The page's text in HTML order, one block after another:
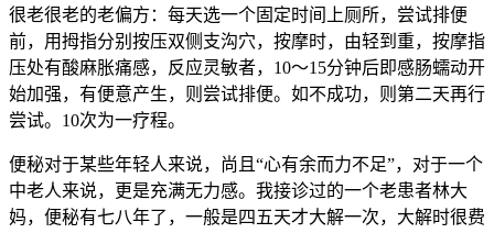
很老很老的老偏方：每天选一个固定时间上厕所，尝试排便
前，用拇指分别按压双侧支沟穴，按摩时，由轻到重，按摩指
压处有酸麻胀痛感，反应灵敏者，10～15分钟后即感肠蠕动开
始加强，有便意产生，则尝试排便。如不成功，则第二天再行
尝试。10次为一疗程。
便秘对于某些年轻人来说，尚且“心有余而力不足”，对于一个
中老人来说，更是充满无力感。我接诊过的一个老患者林大
妈，便秘有七八年了，一般是四五天才大解一次，大解时很费